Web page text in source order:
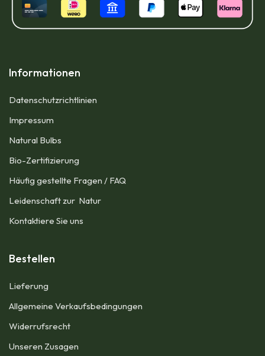
Informationen
Datenschutzrichtlinien
Impressum​
Natural Bulbs
Bio-Zertifizierung
Häufig gestellte Fragen / FAQ
Leidenschaft zur Natur
Kontaktiere Sie uns
Bestellen
Lieferung
Allgemeine Verkaufsbedingungen​
Widerrufsrecht
Unseren Zusagen